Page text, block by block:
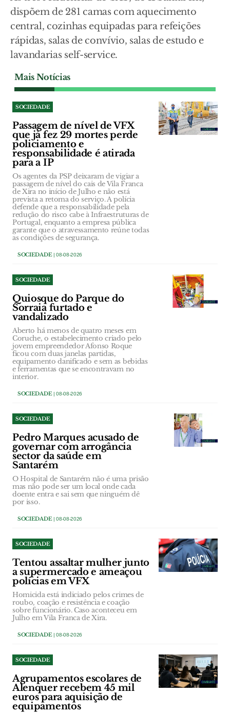
dispõem de 281 camas com aquecimento
central, cozinhas equipadas para refeições
rápidas, salas de convívio, salas de estudo e
lavandarias self-service.
Mais Notícias
SOCIEDADE
Passagem de nível de VFX
que já fez 29 mortes perde
policiamento e
responsabilidade é atirada
para a IP
Os agentes da PSP deixaram de vigiar a
passagem de nível do cais de Vila Franca
de Xira no início de Julho e não está
prevista a retoma do serviço. A polícia
defende que a responsabilidade pela
redução do risco cabe à Infraestruturas de
Portugal, enquanto a empresa pública
garante que o atravessamento reúne todas
as condições de segurança.
SOCIEDADE| 08-08-2026
SOCIEDADE
Quiosque do Parque do
Sorraia furtado e
vandalizado
Aberto há menos de quatro meses em
Coruche, o estabelecimento criado pelo
jovem empreendedor Afonso Roque
ficou com duas janelas partidas,
equipamento danificado e sem as bebidas
e ferramentas que se encontravam no
interior.
SOCIEDADE| 08-08-2026
SOCIEDADE
Pedro Marques acusado de
governar com arrogância
sector da saúde em
Santarém
O Hospital de Santarém não é uma prisão
mas não pode ser um local onde cada
doente entra e sai sem que ninguém dê
por isso.
SOCIEDADE| 08-08-2026
SOCIEDADE
Tentou assaltar mulher junto
a supermercado e ameaçou
polícias em VFX
Homicida está indiciado pelos crimes de
roubo, coação e resistência e coação
sobre funcionário. Caso aconteceu em
Julho em Vila Franca de Xira.
SOCIEDADE| 08-08-2026
SOCIEDADE
Agrupamentos escolares de
Alenquer recebem 45 mil
euros para aquisição de
equipamentos